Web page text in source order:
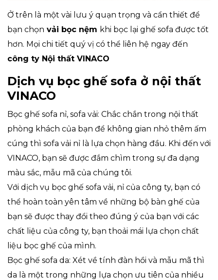
Ở trên là một vài lưu ý quạn trọng và cẩn thiết để
bạn chọn vải bọc nệm khi bọc lại ghế sofa được tốt
hơn. Mọi chi tiết quý vị có thể liên hệ ngay đến
công ty Nội thất VINACO
Dịch vụ bọc ghế sofa ở nội thất
VINACO
Bọc ghế sofa nỉ, sofa vải: Chắc chắn trong nội thất
phòng khách của bạn để không gian nhỏ thêm ấm
cúng thì sofa vải nỉ là lựa chọn hàng đầu. Khi đến với
VINACO, bạn sẽ được đắm chìm trong sự đa dạng
màu sắc, mẫu mã của chúng tôi.
Với dịch vụ bọc ghế sofa vải, nỉ của công ty, bạn có
thể hoàn toàn yên tâm về những bộ bàn ghế của
bạn sẽ được thay đổi theo đúng ý của bạn với các
chất liệu của công ty, bạn thoải mái lựa chọn chất
liệu bọc ghế của mình.
Bọc ghế sofa da: Xét về tính đàn hồi và mẫu mã thì
da là một trong những lựa chọn ưu tiên của nhiều